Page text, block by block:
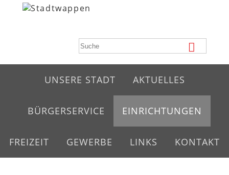
UNSERE STADT AKTUELLES
BÜRGERSERVICE EINRICHTUNGEN
FREIZEIT GEWERBE LINKS KONTAKT